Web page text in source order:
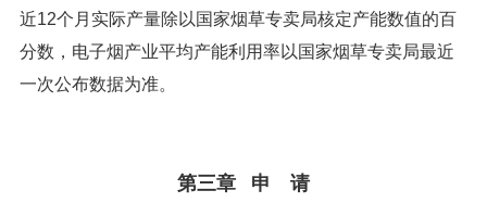
近12个月实际产量除以国家烟草专卖局核定产能数值的百
分数，电子烟产业平均产能利用率以国家烟草专卖局最近
一次公布数据为准。
第三章 申 请